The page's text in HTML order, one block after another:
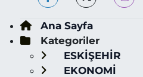
Ana Sayfa
Kategoriler
ESKİŞEHİR
EKONOMİ